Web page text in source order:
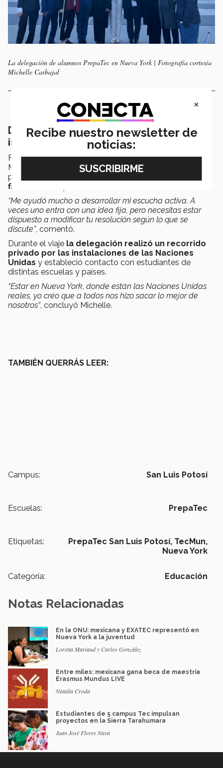
La delegación de alumnos PrepaTec en Nueva York | Fotografía cortesía
Michelle Carbajal
Desarrollo de habilidades y alianzas
internacionales
Francisco de la Cuadra, quien ha participado en el
Modelo de Naciones Unidas desde su primer año de
preparatoria,
flexibilidad diplomática:
“Me ayudó mucho a desarrollar mi escucha activa. A
veces uno entra con una idea fija, pero necesitas estar
dispuesto a modificar tu resolución según lo que se
discute”, comentó.
Durante el viaje la delegación realizó un recorrido
privado por las instalaciones de las Naciones
Unidas y estableció contacto con estudiantes de
distintas escuelas y países.
“Estar en Nueva York, donde están las Naciones Unidas
reales, yo creo que a todos nos hizo sacar lo mejor de
nosotros”, concluyó Michelle.
TAMBIÉN QUERRÁS LEER:
Campus: San Luis Potosí
Escuelas: PrepaTec
Etiquetas: PrepaTec San Luis Potosí, TecMun,
Nueva York
Categoría: Educación
Notas Relacionadas
En la ONU: mexicana y EXATEC representó en
Nueva York a la juventud
Loretta Mariaud y Carlos González
Entre miles: mexicana gana beca de maestría
Erasmus Mundus LIVE
Natalia Croda
Estudiantes de 5 campus Tec impulsan
proyectos en la Sierra Tarahumara
Juan José Flores Nava
×
Recibe nuestro newsletter de
noticias: